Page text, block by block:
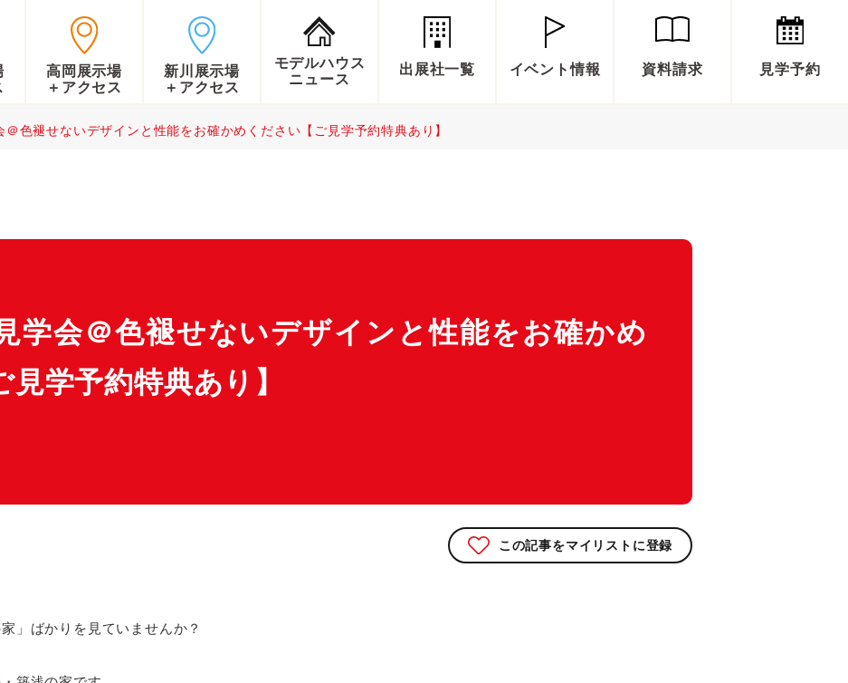
高岡展示場
＋アクセス
新川展示場
＋アクセス
モデルハウス
ニュース
出展社一覧 イベント情報 資料請求 見学予約
＠色褪せないデザインと性能をお確かめください【ご見学予約特典あり】
学会＠色褪せないデザインと性能をお確かめ
見学予約特典あり】
この記事をマイリストに登録
」ばかりを見ていませんか？